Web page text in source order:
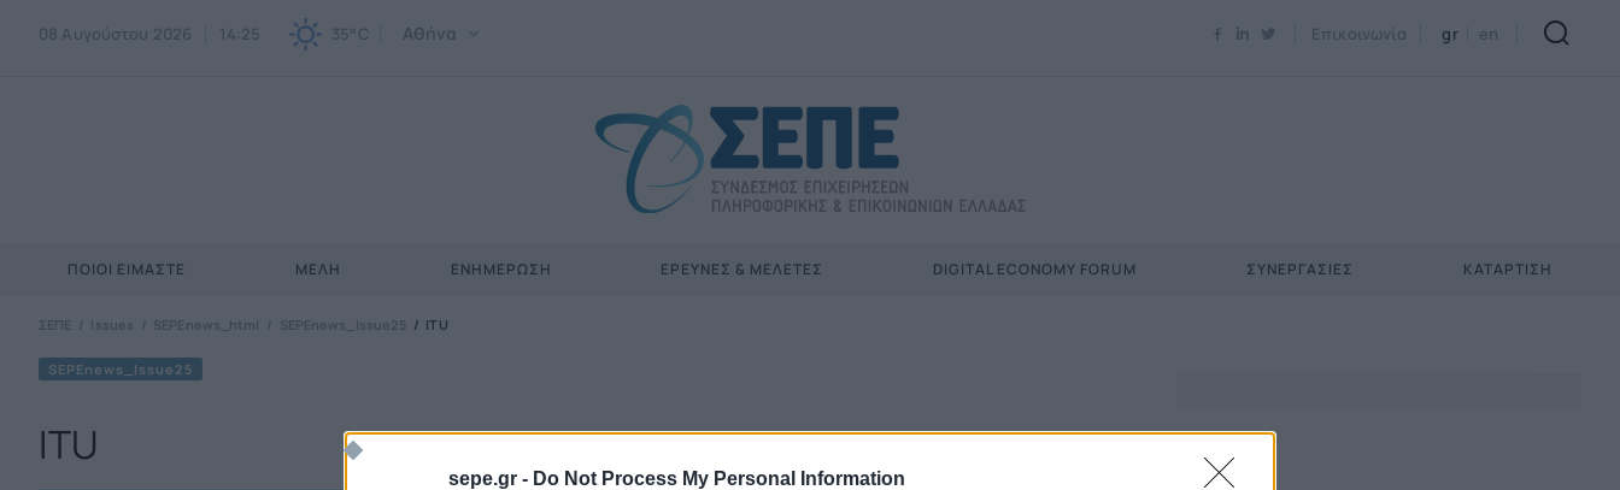
sepe.gr - Do Not Process My Personal Information
08 Αυγούστου 2026 14:25 35°C Αθήνα Επικοινωνία gr en
ΠΟΙΟΙ ΕΊΜΑΣΤΕ ΜΈΛΗ ΕΝΗΜΕΡΩΣΗ ΈΡΕΥΝΕΣ & ΜΕΛΈΤΕΣ DIGITAL ECONOMY FORUM ΣΥΝΕΡΓΑΣΊΕΣ ΚΑΤΆΡΤΙΣΗ
ΣΕΠΕ Issues SEPEnews_html SEPEnews_Issue25 ITU
SEPEnews_Issue25
ITU
Newsletter Email*